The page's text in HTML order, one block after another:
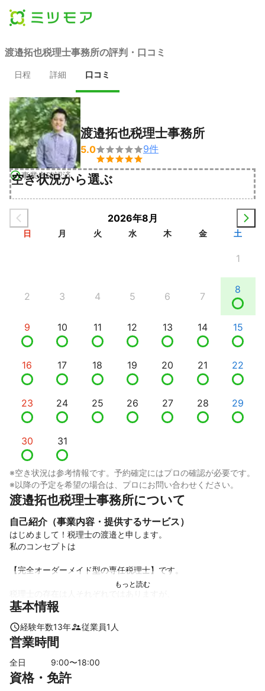
渡邉拓也税理士事務所の評判・口コミ
日程 詳細 口コミ
事業者確認済
渡邉拓也税理士事務所
5.0

9件
空き状況から選ぶ
2026年8月
日 月 火 水 木 金 土
1
2 3 4 5 6 7
8
9 10 11 12 13 14 15
16 17 18 19 20 21 22
23 24 25 26 27 28 29
30 31
※空き状況は参考情報です。予約確定にはプロの確認が必要です。
※以降の予定を希望の場合は、プロにお問い合わせください。
渡邉拓也税理士事務所について
自己紹介（事業内容・提供するサービス）
はじめまして！税理士の渡邉と申します。
私のコンセプトは
【完全オーダーメイド型の専任税理士】です。
私は経営者の一生のパートナーだと思っております。
経営者は孤独で悩みも多いかと思いますが
そんな時に側に寄り添えるパートナーでありたいとの思いで
存在として深いお付き合いをしていけたらと思います^ ^
フットワークの軽さとスピーディかつ丁寧な対応は
基本情報
経験年数13年 従業員1 人
営業時間
全日 9:00〜18:00
資格・免許